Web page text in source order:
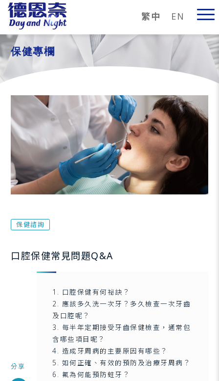
繁中 EN
保健專欄
保健諮詢
口腔保健常見問題Q&A
分享
1. 口腔保健有何祕訣？
2. 應該多久洗一次牙？多久檢查一次牙齒
及口腔呢？
3. 每半年定期接受牙齒保健檢查，通常包
含哪些項目呢？
4. 造成牙周病的主要原因有哪些？
5. 如何正確、有效的預防及治療牙周病？
6. 氟為何能預防蛀牙？